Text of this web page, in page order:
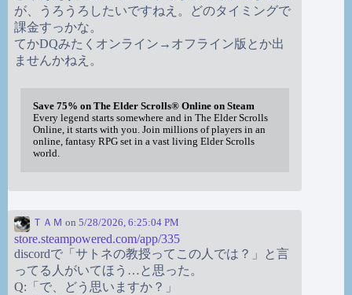
が、うろうろしたいですねえ。どのタイミングで
課金すっかな。
てかDQみたくオンライン→オフライン版とか出
ませんかねえ。
Save 75% on The Elder Scrolls® Online on Steam
Every legend starts somewhere and in The Elder Scrolls
Online, it starts with you. Join millions of players in an
online, fantasy RPG set in a vast living Elder Scrolls
world.
ＴＡＭ on 5/28/2026, 6:25:04 PM
store.steampowered.com/app/335
discordで「サトネの教授ってこの人では？」と言
ってる人がいてほう…と思った。
Q:「で、どう思いますか？」